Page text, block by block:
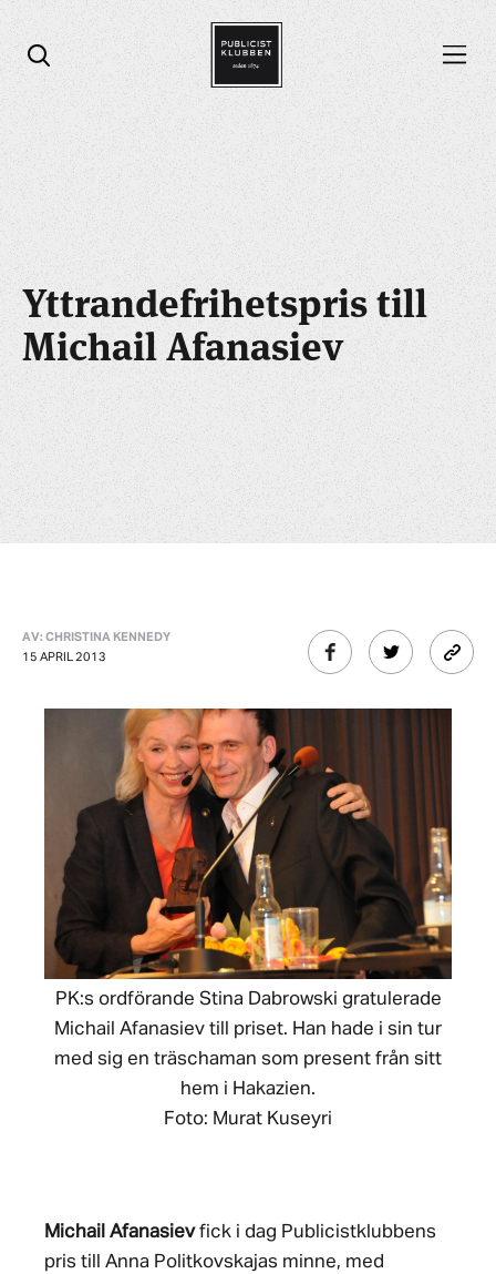
Öppna sök
Öppna menyn
Yttrandefrihetspris till
Michail Afanasiev
AV: CHRISTINA KENNEDY
15 APRIL 2013
PK:s ordförande Stina Dabrowski gratulerade
Michail Afanasiev till priset. Han hade i sin tur
med sig en träschaman som present från sitt
hem i Hakazien.
Foto: Murat Kuseyri
Michail Afanasievfick i dag Publicistklubbens
pris till Anna Politkovskajas minne, med